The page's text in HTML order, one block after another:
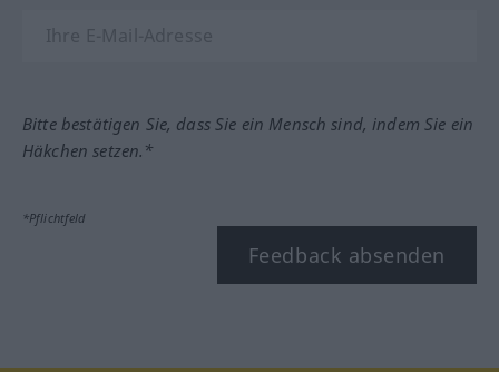
Bitte bestätigen Sie, dass Sie ein Mensch sind, indem Sie ein
Häkchen setzen.*
*Pflichtfeld
Feedback absenden